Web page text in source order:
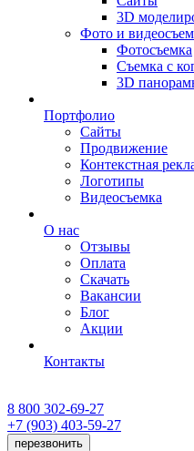
3D
Фото и
Фотосъемка
Съемка с
3D
Портфолио
Сайты
Продвижение
Контекстная
Логотипы
Видеосъемка
О нас
Отзывы
Оплата
Скачать
Вакансии
Блог
Акции
Контакты
8 800 302-69-27
+7 (903) 403-59-27
перезвонить